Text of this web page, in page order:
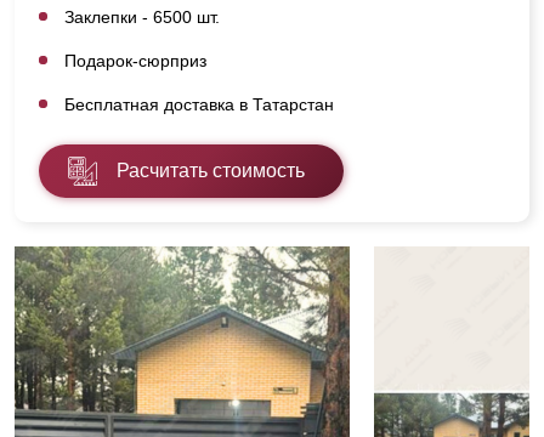
Заклепки - 6500 шт.
Подарок-сюрприз
Бесплатная доставка в Татарстан
Расчитать стоимость